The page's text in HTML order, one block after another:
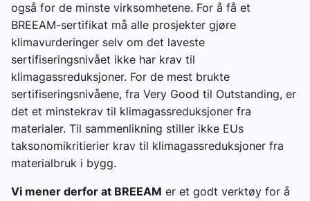
også for de minste virksomhetene. For å få et
BREEAM-sertifikat må alle prosjekter gjøre
klimavurderinger selv om det laveste
sertifiseringsnivået ikke har krav til
klimagassreduksjoner. For de mest brukte
sertifiseringsnivåene, fra Very Good til Outstanding, er
det et minstekrav til klimagassreduksjoner fra
materialer. Til sammenlikning stiller ikke EUs
taksonomikritierier krav til klimagassreduksjoner fra
materialbruk i bygg.
Vi mener derfor at BREEAM er et godt verktøy for å